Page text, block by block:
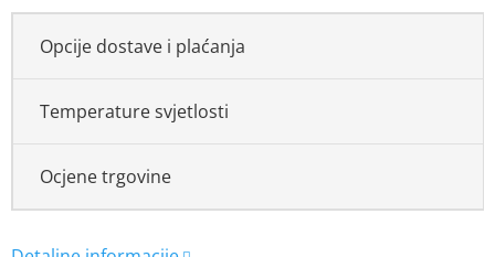
Opcije dostave i plaćanja
Temperature svjetlosti
Ocjene trgovine